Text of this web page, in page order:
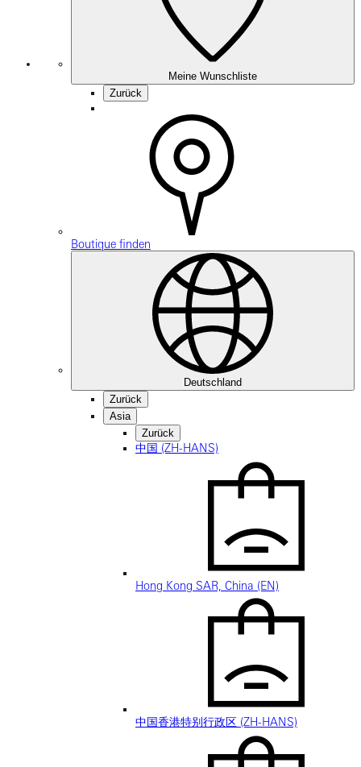
Meine Wunschliste
Zurück
Boutique finden
Deutschland
Zurück
Asia
Zurück
中国 (ZH-HANS)
Hong Kong SAR, China (EN)
中国香港特别行政区 (ZH-HANS)